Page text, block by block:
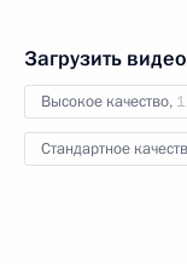
Загрузить видео
Высокое качество,
Стандартное